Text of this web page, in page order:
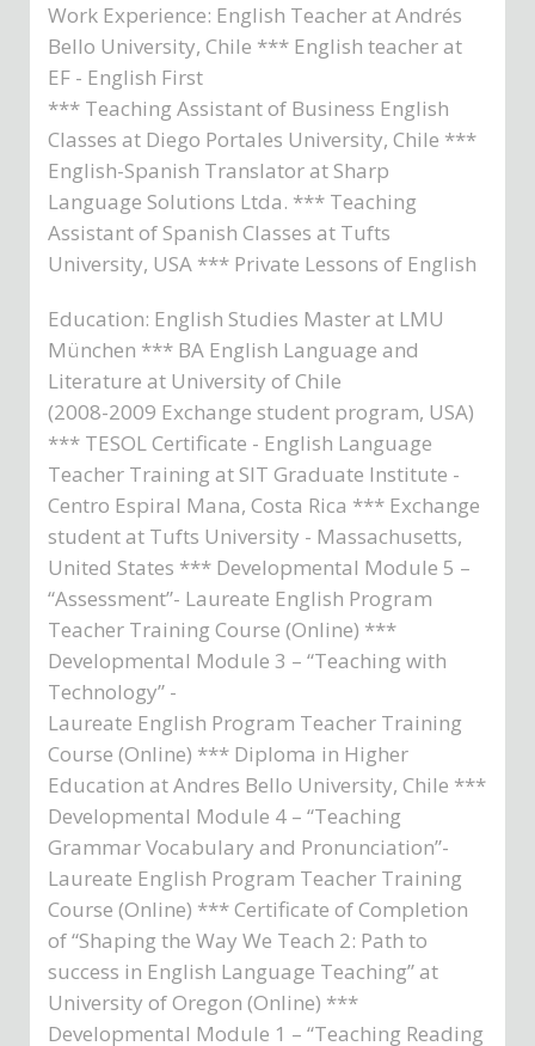
Work Experience: English Teacher at Andrés
Bello University, Chile *** English teacher at
EF - English First
*** Teaching Assistant of Business English
Classes at Diego Portales University, Chile ***
English-Spanish Translator at Sharp
Language Solutions Ltda. *** Teaching
Assistant of Spanish Classes at Tufts
University, USA *** Private Lessons of English
Education: English Studies Master at LMU
München *** BA English Language and
Literature at University of Chile
(2008-2009 Exchange student program, USA)
*** TESOL Certificate - English Language
Teacher Training at SIT Graduate Institute -
Centro Espiral Mana, Costa Rica *** Exchange
student at Tufts University - Massachusetts,
United States *** Developmental Module 5 –
“Assessment”- Laureate English Program
Teacher Training Course (Online) ***
Developmental Module 3 – “Teaching with
Technology” -
Laureate English Program Teacher Training
Course (Online) *** Diploma in Higher
Education at Andres Bello University, Chile ***
Developmental Module 4 – “Teaching
Grammar Vocabulary and Pronunciation”-
Laureate English Program Teacher Training
Course (Online) *** Certificate of Completion
of “Shaping the Way We Teach 2: Path to
success in English Language Teaching” at
University of Oregon (Online) ***
Developmental Module 1 – “Teaching Reading